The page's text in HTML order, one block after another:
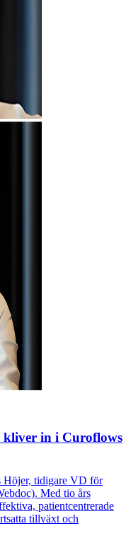
kliver in i Curoflows
Höjer, tidigare VD för
Med tio års
patientcentrerade
tillväxt och